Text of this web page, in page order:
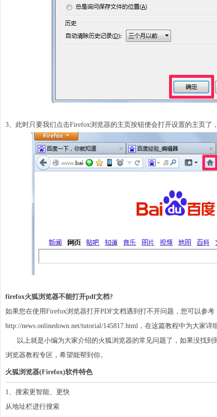
3、此时只要我们点击Firefox浏览器的主页按钮便会打开设置的主页了
firefox火狐浏览器不能打开pdf文档?
如果您在使用Firefox浏览器打开PDF文档遇到打不开问题，您可以参考
http://news.onlinedown.net/tutorial/145817.html ，在这篇教程中为大家
以上就是小编为大家介绍的火狐浏览器的常见问题了，如果没找到
浏览器教程专区，希望能帮到你。
火狐浏览器(Firefox)软件特色
1、搜索更智能、更快
从地址栏进行搜索